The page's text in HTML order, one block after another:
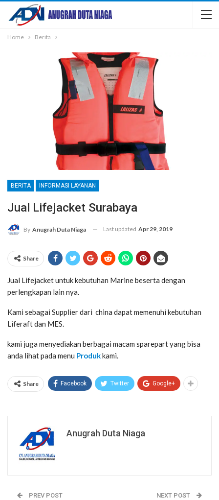
Home Berita
BERITA INFORMASI LAYANAN
Jual Lifejacket Surabaya
By Anugrah Duta Niaga Last updated Apr 29, 2019
Share
Jual Lifejacket untuk kebutuhan Marine beserta dengan
perlengkapan lain nya.
Kami sebagai Supplier dari china dapat memenuhi kebutuhan
Liferaft dan MES.
kami juga menyediakan berbagai macam sparepart yang bisa
anda lihat pada menu Produkkami.
Share Facebook Twitter Google+
Anugrah Duta Niaga
PREV POST NEXT POST